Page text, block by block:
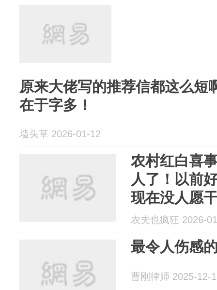
原来大佬写的推荐信都这么短
在于字多！
墙头草 2026-01-12
农村红白喜
人了！以前
现在没人愿
农夫也疯狂 2026-
最令人伤感
曹刚律师 2025-12-